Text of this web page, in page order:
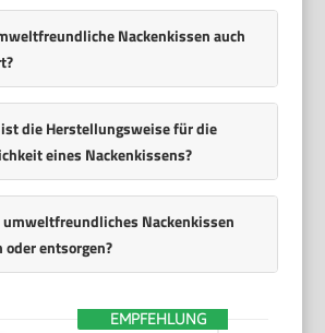
Nackenkissen auch
die Herstellungsweise für die
eines Nackenkissens?
umweltfreundliches Nackenkissen
entsorgen?
EMPFEHLUNG